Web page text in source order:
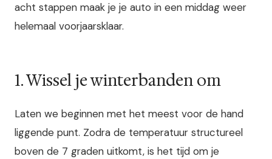
acht stappen maak je je auto in een middag weer
helemaal voorjaarsklaar.
1. Wissel je winterbanden om
Laten we beginnen met het meest voor de hand
liggende punt. Zodra de temperatuur structureel
boven de 7 graden uitkomt, is het tijd om je